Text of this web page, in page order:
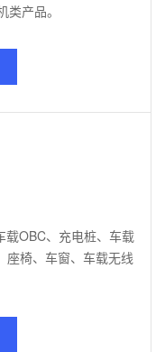
产品。
载OBC、充电桩、车载
座椅、车窗、车载无线